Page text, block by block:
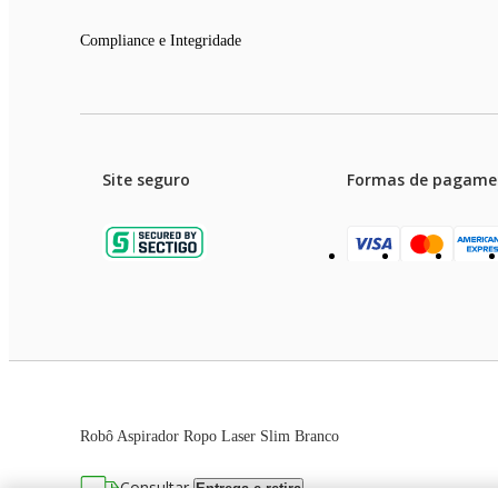
Robô Aspirador Ropo Laser Slim Branco
Consultar Entrega e retira
Compliance e Integridade
Site seguro Formas de
Preços e condições de
As imagens dos produtos são meramente